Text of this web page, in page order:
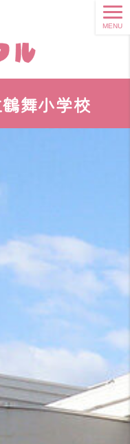
舞小学校
MENU